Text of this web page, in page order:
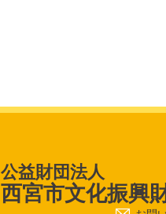
公益財団法人
西宮市文化振興